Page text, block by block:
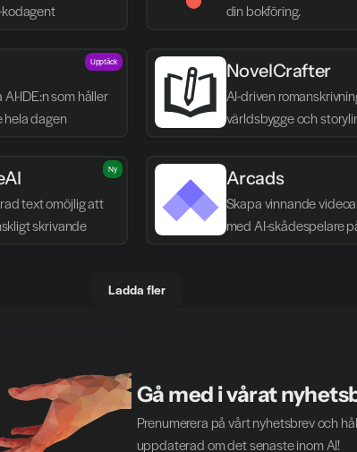
kodagent
din bokföring.
IDE:n som håller
hela dagen
Upptäck NovelCrafter
AI-driven
världsbygge och
text omöjlig att
skrivande
Ny Arcads
Skapa vinnande
med AI-skådespelare
Ladda fler
Gå med i vårat
Prenumerera på vårt nyhetsbrev och
uppdaterad om det senaste inom AI!